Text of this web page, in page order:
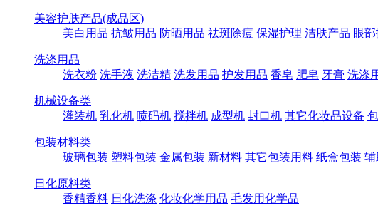
美容护肤产品(成品区)
美白用品 抗皱用品 防晒用品 祛斑除痘 保湿护理 洁肤产品 眼
洗涤用品
洗衣粉 洗手液 洗洁精 洗发用品 护发用品 香皂 肥皂 牙膏 洗涤
机械设备类
灌装机 乳化机 喷码机 搅拌机 成型机 封口机 其它化妆品设备
包装材料类
玻璃包装 塑料包装 金属包装 新材料 其它包装用料 纸盒包装 辅
日化原料类
香精香料 日化洗涤 化妆化学用品 毛发用化学品